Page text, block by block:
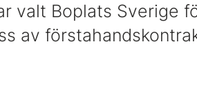
valt Boplats Sverige
av